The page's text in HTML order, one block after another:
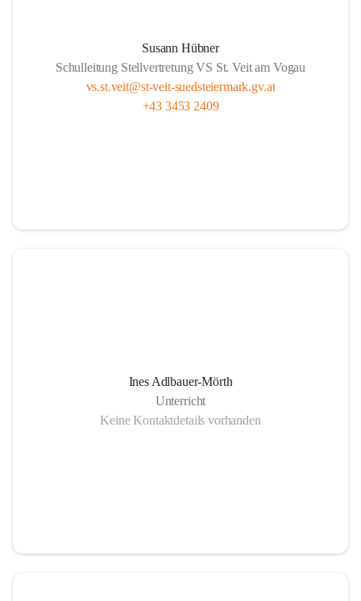
Susann Hübner
Schulleitung Stellvertretung VS St. Veit am Vogau
vs.st.veit@st-veit-suedsteiermark.gv.at
+43 3453 2409
Ines Adlbauer-Mörth
Unterricht
Keine Kontaktdetails vorhanden